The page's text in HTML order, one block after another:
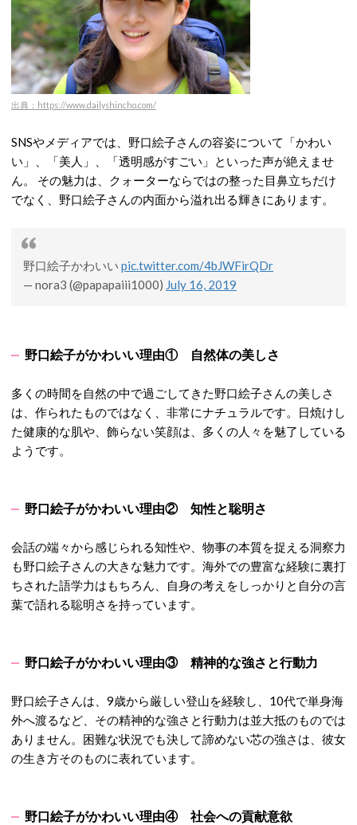
出典：https://www.dailyshincho.com/
SNSやメディアでは、野口絵子さんの容姿について「かわい
い」、「美人」、「透明感がすごい」といった声が絶えませ
ん。
その魅力は、クォーターならではの整った目鼻立ちだけ
でなく、野口絵子さんの内面から溢れ出る輝きにあります。
野口絵子かわいい pic.twitter.com/4bJWFirQDr
— nora3 (@papapaiii1000) July 16, 2019
野口絵子がかわいい理由① 自然体の美しさ
多くの時間を自然の中で過ごしてきた野口絵子さんの美しさ
は、作られたものではなく、非常にナチュラルです。日焼けし
た健康的な肌や、飾らない笑顔は、多くの人々を魅了している
ようです。
野口絵子がかわいい理由② 知性と聡明さ
会話の端々から感じられる知性や、物事の本質を捉える洞察力
も野口絵子さんの大きな魅力です。海外での豊富な経験に裏打
ちされた語学力はもちろん、自身の考えをしっかりと自分の言
葉で語れる聡明さを持っています。
野口絵子がかわいい理由③ 精神的な強さと行動力
野口絵子さんは、9歳から厳しい登山を経験し、10代で単身海
外へ渡るなど、その精神的な強さと行動力は並大抵のものでは
ありません。困難な状況でも決して諦めない芯の強さは、彼女
の生き方そのものに表れています。
野口絵子がかわいい理由④ 社会への貢献意欲